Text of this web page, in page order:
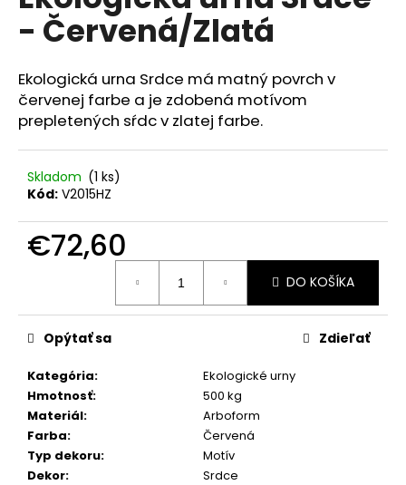
z
hviezdičiek.
- Červená/Zlatá
Ekologická urna Srdce má matný povrch v
červenej farbe a je zdobená motívom
prepletených sŕdc v zlatej farbe.
Skladom (1 ks)
Kód: V2015HZ
€72,60
DO KOŠÍKA
Kategória:
Ekologické urny
Hmotnosť:
500 kg
Materiál:
Arboform
Farba:
Červená
Typ dekoru:
Motív
Dekor:
Srdce
Opýtať sa Zdieľať
á
s
ť
?
d
p
o
ú
č
a
m
e